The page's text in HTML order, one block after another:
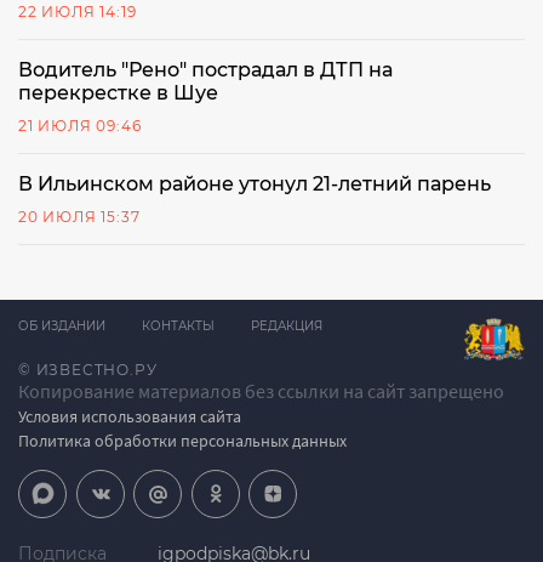
22 ИЮЛЯ 14:19
Водитель "Рено" пострадал в ДТП на
перекрестке в Шуе
21 ИЮЛЯ 09:46
В Ильинском районе утонул 21-летний парень
20 ИЮЛЯ 15:37
© ИЗВЕСТНО.РУ
Копирование материалов без ссылки на сайт запрещено
Условия использования сайта
Политика обработки персональных данных
ОБ ИЗДАНИИ КОНТАКТЫ РЕДАКЦИЯ
Подписка igpodpiska@bk.ru